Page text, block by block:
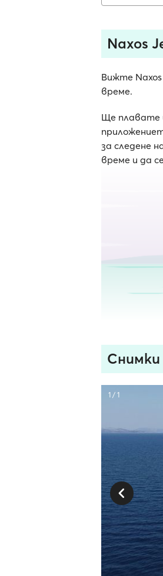
Naxos
Вижте
време.
Ще плавате
за следене
време и да
Снимки
1 / 1